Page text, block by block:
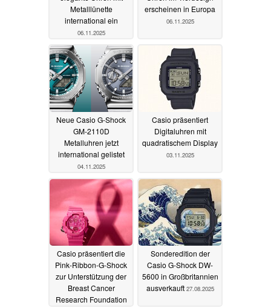
Metalllünette
international ein
06.11.2025
erscheinen in Europa
06.11.2025
Neue Casio G-Shock
GM-2110D
Metalluhren jetzt
international gelistet
04.11.2025
Casio präsentiert
Digitaluhren mit
quadratischem Display
03.11.2025
Casio präsentiert die
Pink-Ribbon-G-Shock
zur Unterstützung der
Breast Cancer
Research Foundation
Sonderedition der
Casio G-Shock DW-
5600 in Großbritannien
ausverkauft 27.08.2025